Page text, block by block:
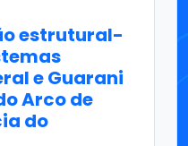
estrutural-
e Guarani
Arco de
do